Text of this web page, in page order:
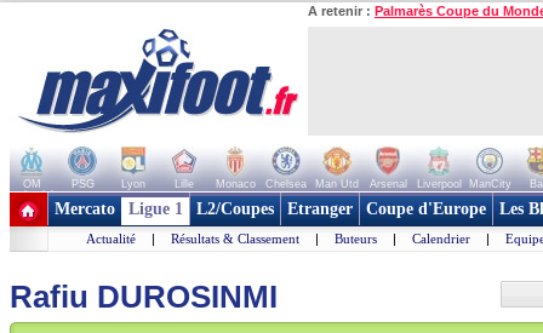
A retenir : Palmarès Coupe du
OM PSG Lyon Lille Monaco Chelsea Man Utd Arsenal Liverpool ManCity
+ de clubs
Mercato Ligue 1 L2/Coupes Etranger Coupe d'Europe Les
Actualité | Résultats & Classement | Buteurs | Calendrier |
Rafiu DUROSINMI